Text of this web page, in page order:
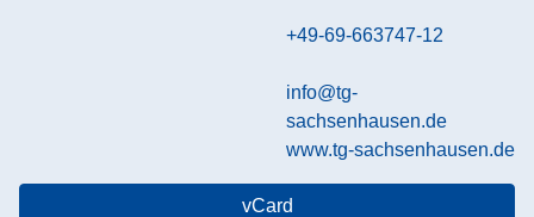
+49-69-663747-12
info@tg-
sachsenhausen.de
www.tg-sachsenhausen.de
vCard